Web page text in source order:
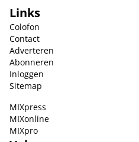
Links
Colofon
Contact
Adverteren
Abonneren
Inloggen
Sitemap
MIXpress
MIXonline
MIXpro